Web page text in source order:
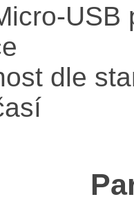
dle